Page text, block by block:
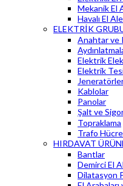
Mekanik El
Havalı El
ELEKTRİK
Anahtar ve
Elektrik
Elektrik
Kablolar
Panolar
Şalt ve
Topraklama
Trafo
HIRDAVAT
Bantlar
Demirci El
Dilatasyon